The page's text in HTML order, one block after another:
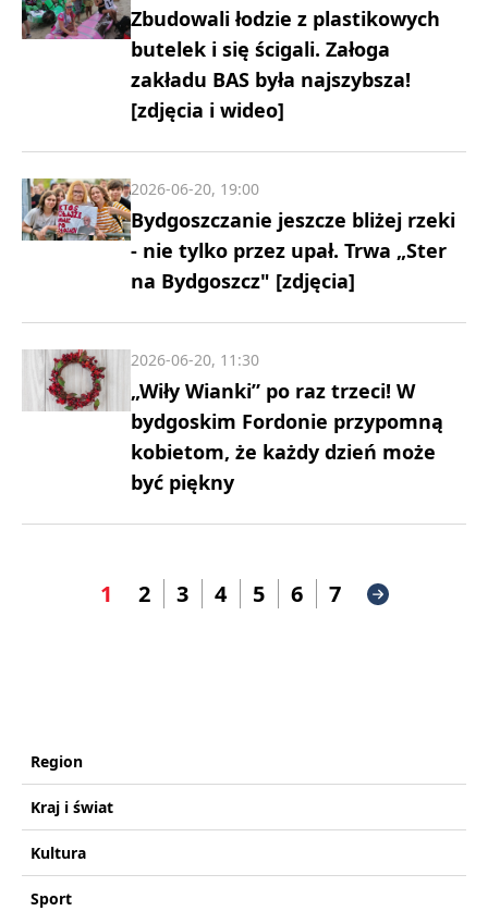
Zbudowali łodzie z plastikowych
butelek i się ścigali. Załoga
zakładu BAS była najszybsza!
[zdjęcia i wideo]
Bydgoszczanie jeszcze bliżej rzeki
- nie tylko przez upał. Trwa „Ster
na Bydgoszcz" [zdjęcia]
2026-06-20, 19:00
„Wiły Wianki” po raz trzeci! W
bydgoskim Fordonie przypomną
kobietom, że każdy dzień może
być piękny
2026-06-20, 11:30
1 2 3 4 5 6 7
Region
Kraj i świat
Kultura
Sport